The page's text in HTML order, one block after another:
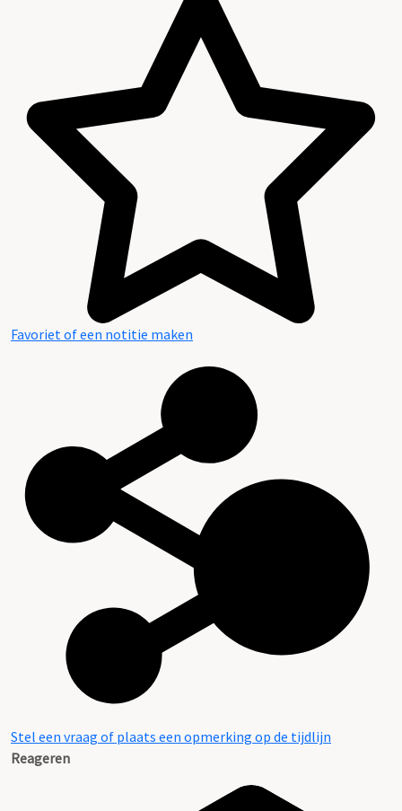
Favoriet of een notitie maken
Stel een vraag of plaats een opmerking op de tijdlijn
Reageren